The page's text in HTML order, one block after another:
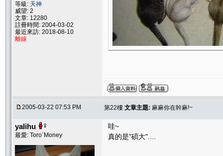
等級: 天神
威望: 2
文章: 12280
註冊時間: 2004-03-02
最近來訪: 2018-08-10
離線
2005-03-22 07:53 PM 第22樓 文章主題: 麻麻你在幹麻!~
yalihu
最愛: ToroˋMoney
哇~
真的是"碩大"....